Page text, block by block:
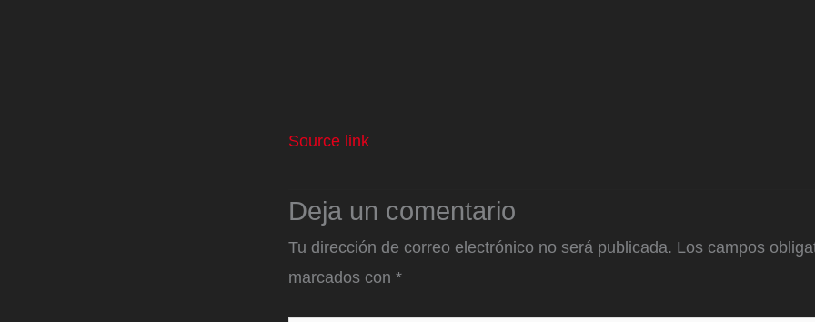
Source link
Deja un comentario
Tu dirección de correo electrónico no será publicada. Los campos
marcados con *